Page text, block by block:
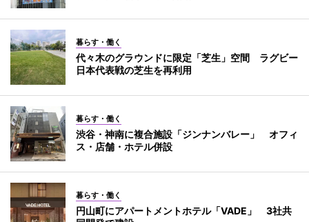
暮らす・働く
代々木のグラウンドに限定「芝生」空間 ラグビー
日本代表戦の芝生を再利用
暮らす・働く
渋谷・神南に複合施設「ジンナンバレー」 オフィ
ス・店舗・ホテル併設
暮らす・働く
円山町にアパートメントホテル「VADE」 3社共